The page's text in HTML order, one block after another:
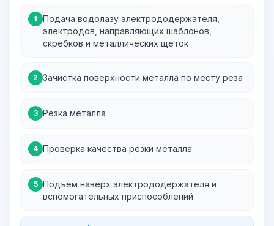
1
Подача водолазу электрододержателя,
электродов, направляющих шаблонов,
скребков и металлических щеток
2 Зачистка поверхности металла по месту реза
3 Резка металла
4 Проверка качества резки металла
5 Подъем наверх электрододержателя и
вспомогательных приспособлений